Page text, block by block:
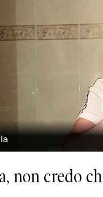
non credo